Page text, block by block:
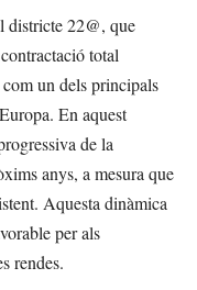
districte 22@, que
total
un dels principals
En aquest
de la
anys, a mesura que
Aquesta dinàmica
per als
rendes.